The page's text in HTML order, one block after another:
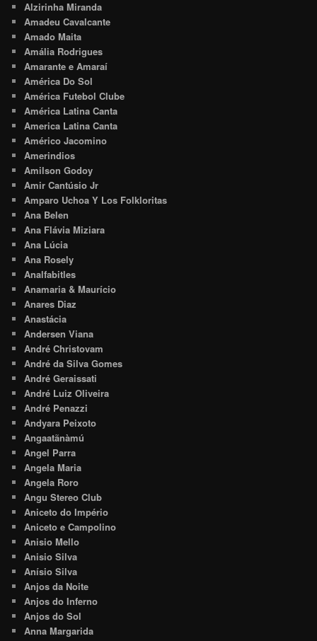
Alzirinha Miranda
Amadeu Cavalcante
Amado Maita
Amália Rodrigues
Amarante e Amaraí
América Do Sol
América Futebol Clube
América Latina Canta
America Latina Canta
Américo Jacomino
Amerindios
Amilson Godoy
Amir Cantúsio Jr
Amparo Uchoa Y Los Folkloritas
Ana Belen
Ana Flávia Miziara
Ana Lúcia
Ana Rosely
Analfabitles
Anamaria & Maurício
Anares Diaz
Anastácia
Andersen Viana
André Christovam
André da Silva Gomes
André Geraissati
André Luiz Oliveira
André Penazzi
Andyara Peixoto
Angaatãnàmú
Angel Parra
Angela Maria
Angela Roro
Angu Stereo Club
Aniceto do Império
Aniceto e Campolino
Anisio Mello
Anisio Silva
Anísio Silva
Anjos da Noite
Anjos do Inferno
Anjos do Sol
Anna Margarida